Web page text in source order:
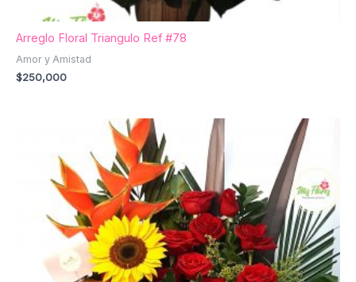
Arreglo Floral Triangulo Ref #78
Amor y Amistad
$250,000